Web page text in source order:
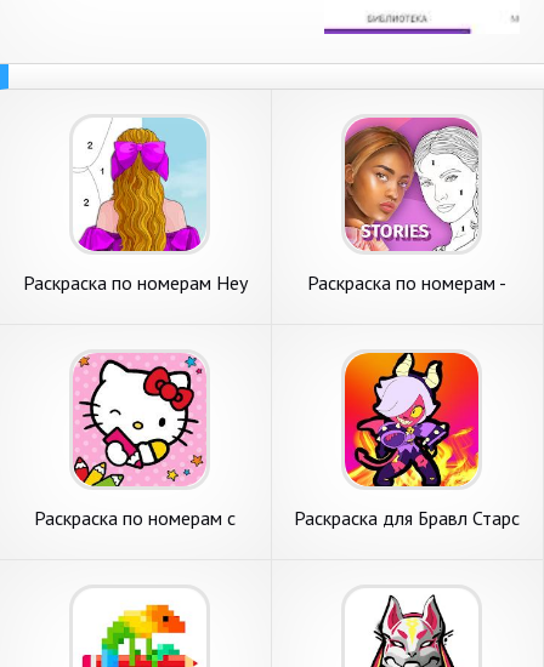
Раскраска по номерам Hey
Раскраска по номерам -
Раскраска по номерам с
Раскраска для Бравл Старс